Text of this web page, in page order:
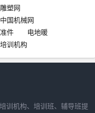
雕塑网
中国机械网
件
电地暖
训机构
训机构、培训班、辅导班提